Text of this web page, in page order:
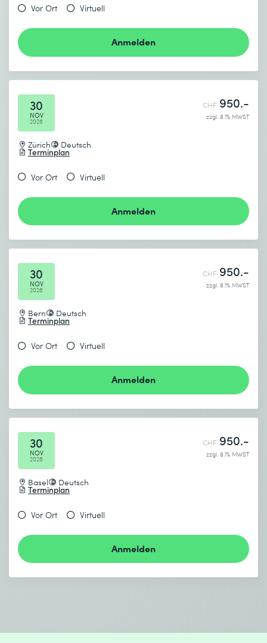
Vor Ort Virtuell
Anmelden
30
NOV
2026
Zürich Deutsch
Terminplan
CHF 950.-
zzgl. 8.1% MWST
Vor Ort Virtuell
Anmelden
30
NOV
2026
Bern Deutsch
Terminplan
CHF 950.-
zzgl. 8.1% MWST
Vor Ort Virtuell
Anmelden
30
NOV
2026
Basel Deutsch
Terminplan
CHF 950.-
zzgl. 8.1% MWST
Vor Ort Virtuell
Anmelden